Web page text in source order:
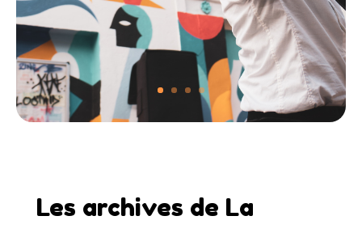
Les archives de La